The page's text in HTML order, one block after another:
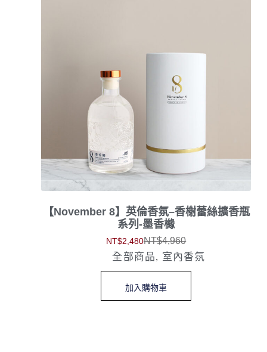
【November 8】英倫香氛–香榭蕾絲擴香瓶
系列-墨香櫞
NT$4,960
NT$2,480
全部商品, 室內香氛
加入購物車